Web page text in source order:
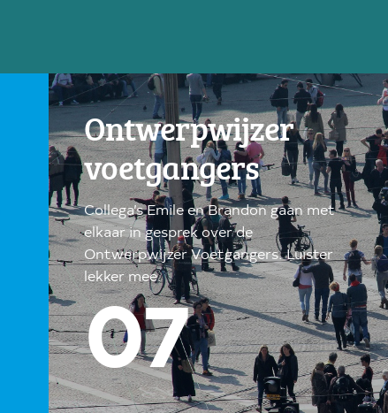
Ontwerpwijzer
voetgangers
Collega’s Emile en Brandon gaan met
elkaar in gesprek over de
Ontwerpwijzer Voetgangers. Luister
lekker mee.
07